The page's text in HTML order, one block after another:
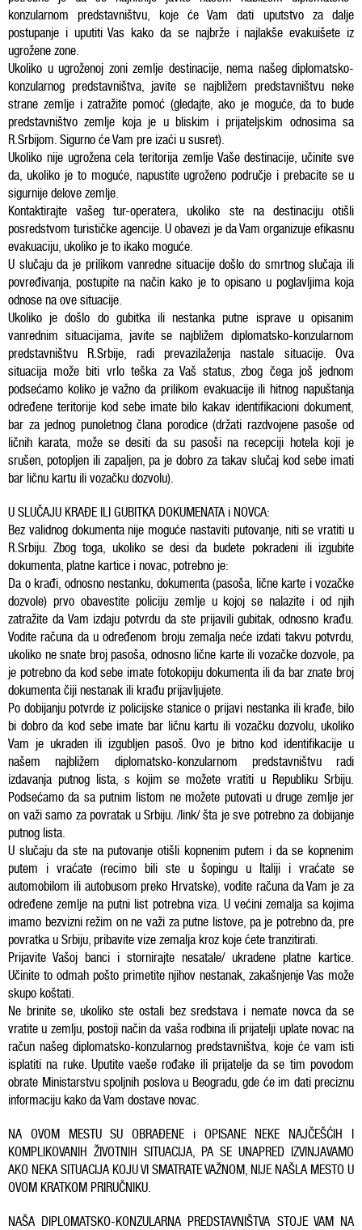
konzularnom predstavništvu, koje će Vam dati uputstvo za dalje
postupanje i uputiti Vas kako da se najbrže i najlakše evakuišete iz
ugrožene zone.
Ukoliko u ugroženoj zoni zemlje destinacije, nema našeg diplomatsko-
konzularnog predstavništva, javite se najbližem predstavništvu neke
strane zemlje i zatražite pomoć (gledajte, ako je moguće, da to bude
predstavništvo zemlje koja je u bliskim i prijateljskim odnosima sa
R.Srbijom. Sigurno će Vam pre izaći u susret).
Ukoliko nije ugrožena cela teritorija zemlje Vaše destinacije, učinite sve
da, ukoliko je to moguće, napustite ugroženo područje i prebacite se u
sigurnije delove zemlje.
Kontaktirajte vašeg tur-operatera, ukoliko ste na destinaciju otišli
posredstvom turističke agencije. U obavezi je da Vam organizuje efikasnu
evakuaciju, ukoliko je to ikako moguće.
U slučaju da je prilikom vanredne situacije došlo do smrtnog slučaja ili
povređivanja, postupite na način kako je to opisano u poglavljima koja
odnose na ove situacije.
Ukoliko je došlo do gubitka ili nestanka putne isprave u opisanim
vanrednim situacijama, javite se najbližem diplomatsko-konzularnom
predstavništvu R.Srbije, radi prevazilaženja nastale situacije. Ova
situacija može biti vrlo teška za Vaš status, zbog čega još jednom
podsećamo koliko je važno da prilikom evakuacije ili hitnog napuštanja
određene teritorije kod sebe imate bilo kakav identifikacioni dokument,
bar za jednog punoletnog člana porodice (držati razdvojene pasoše od
ličnih karata, može se desiti da su pasoši na recepciji hotela koji je
srušen, potopljen ili zapaljen, pa je dobro za takav slučaj kod sebe imati
bar ličnu kartu ili vozačku dozvolu).
U SLUČAJU KRAĐE ILI GUBITKA DOKUMENATA i NOVCA:
Bez validnog dokumenta nije moguće nastaviti putovanje, niti se vratiti u
R.Srbiju. Zbog toga, ukoliko se desi da budete pokradeni ili izgubite
dokumenta, platne kartice i novac, potrebno je:
Da o krađi, odnosno nestanku, dokumenta (pasoša, lične karte i vozačke
dozvole) prvo obavestite policiju zemlje u kojoj se nalazite i od njih
zatražite da Vam izdaju potvrdu da ste prijavili gubitak, odnosno krađu.
Vodite računa da u određenom broju zemalja neće izdati takvu potvrdu,
ukoliko ne ѕnate broj pasoša, odnosno lične karte ili vozačke dozvole, pa
je potrebno da kod sebe imate fotokopiju dokumenta ili da bar znate broj
dokumenta čiji nestanak ili krađu prijavljujete.
Po dobijanju potvrde iz policijske stanice o prijavi nestanka ili krađe, bilo
bi dobro da kod sebe imate bar ličnu kartu ili vozačku dozvolu, ukoliko
Vam je ukraden ili izgubljen pasoš. Ovo je bitno kod identifikacije u
našem najbližem diplomatsko-konzularnom predstavništvu radi
izdavanja putnog lista, s kojim se možete vratiti u Republiku Srbiju.
Podsećamo da sa putnim listom ne možete putovati u druge zemlje jer
on važi samo za povratak u Srbiju. /link/ šta je sve potrebno za dobijanje
putnog lista.
U slučaju da ste na putovanje otišli kopnenim putem i da se kopnenim
putem i vraćate (recimo bili ste u šopingu u Italiji i vraćate se
automobilom ili autobusom preko Hrvatske), vodite računa da Vam je za
određene zemlje na putni list potrebna viza. U većini zemalja sa kojima
imamo bezvizni režim on ne važi za putne listove, pa je potrebno da, pre
povratka u Srbiju, pribavite vize zemalja kroz koje ćete tranzitirati.
Prijavite Vašoj banci i stornirajte nesatale/ ukradene platne kartice.
Učinite to odmah pošto primetite njihov nestanak, zakašnjenje Vas može
skupo koštati.
Ne brinite se, ukoliko ste ostali bez sredstava i nemate novca da se
vratite u zemlju, postoji način da vaša rodbina ili prijatelji uplate novac na
račun našeg diplomatsko-konzularnog predstavništva, koje će vam isti
isplatiti na ruke. Uputite vaeše rođake ili prijatelje da se tim povodom
obrate Ministarstvu spoljnih poslova u Beogradu, gde će im dati preciznu
informaciju kako da Vam dostave novac.
NA OVOM MESTU SU OBRAĐENE i OPISANE NEKE NAJČEŠĆIH I
KOMPLIKOVANIH ŽIVOTNIH SITUACIJA, PA SE UNAPRED IZVINJAVAMO
AKO NEKA SITUACIJA KOJU VI SMATRATE VAŽNOM, NIJE NAŠLA MESTO U
OVOM KRATKOM PRIRUČNIKU.
NAŠA DIPLOMATSKO-KONZULARNA PREDSTAVNIŠTVA STOJE VAM NA